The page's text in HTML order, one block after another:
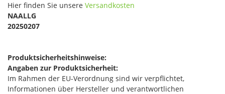
Hier finden Sie unsere Versandkosten
NAALLG
20250207
Produktsicherheitshinweise:
Angaben zur Produktsicherheit:
Im Rahmen der EU-Verordnung sind wir verpflichtet,
Informationen über Hersteller und verantwortlichen